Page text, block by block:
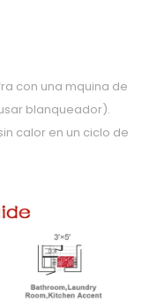
con una mquina de
blanqueador).
calor en un ciclo de